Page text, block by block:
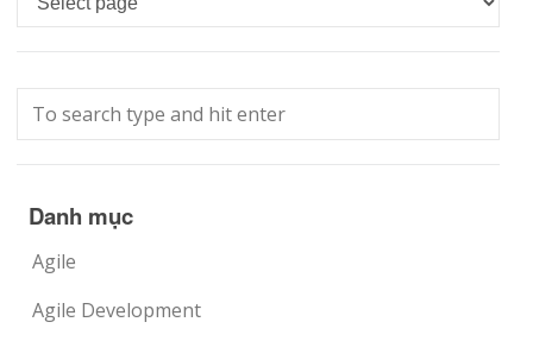
Danh mục
Agile
Agile Development